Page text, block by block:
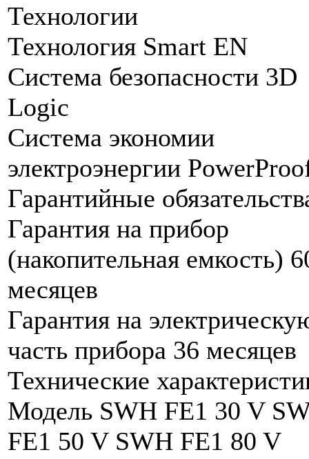
Технологии
Технология Smart EN
Система безопасности 3D
Logic
Система экономии
электроэнергии
Гарантийные
Гарантия на прибор
(накопительная емкость)
месяцев
Гарантия на
часть прибора 36 месяцев
Технические
Модель SWH FE1 30 V
FE1 50 V SWH FE1 80 V